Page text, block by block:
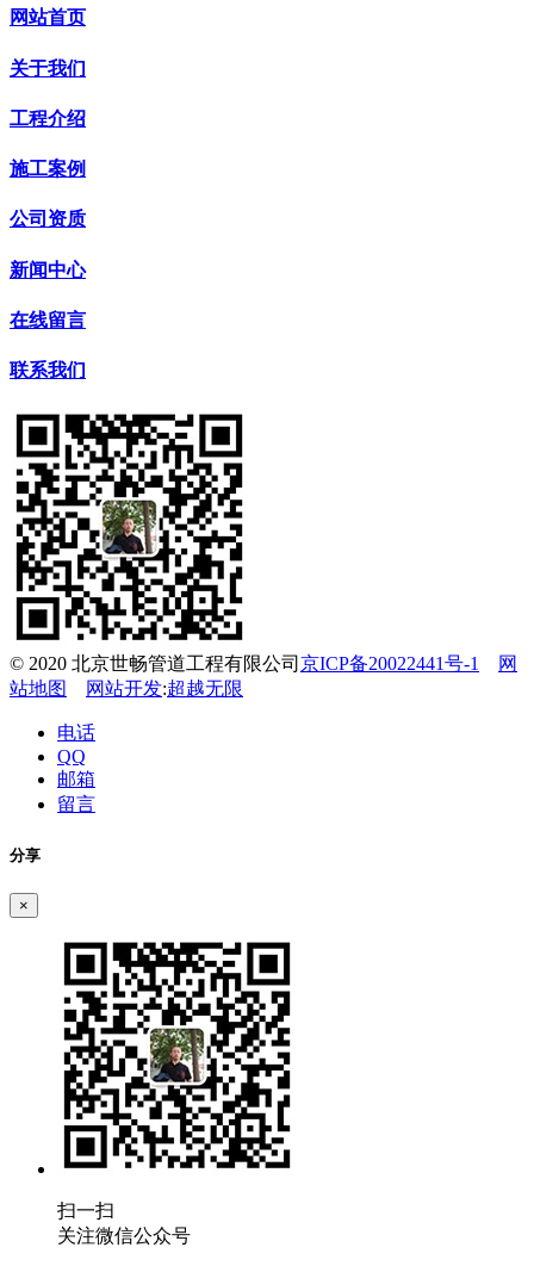
网站首页
关于我们
工程介绍
施工案例
公司资质
新闻中心
在线留言
联系我们
© 2020 北京世畅管道工程有限公司 京ICP备20022441号-1
网
站地图
网站开发:超越无限
电话
QQ
邮箱
留言
分享
×
扫一扫
关注微信公众号